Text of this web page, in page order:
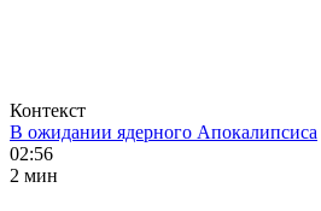
Контекст
В ожидании ядерного Апокалипсиса
02:56
2 мин